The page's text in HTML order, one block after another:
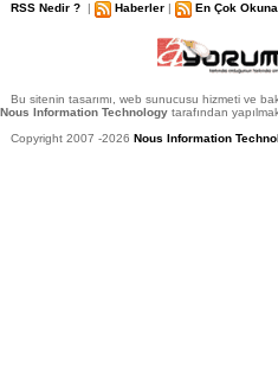
RSS Nedir ? | Haberler | En Çok
Bu sitenin tasarımı, web sunucusu hizmeti ve
Nous Information Technology tarafından
Copyright 2007 -2026 Nous Information